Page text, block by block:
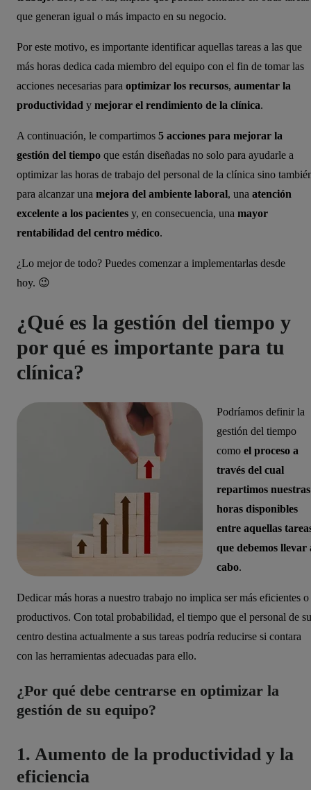
que generan igual o más impacto en su negocio.
Por este motivo, es importante identificar aquellas tareas a las que
más horas dedica cada miembro del equipo con el fin de tomar las
acciones necesarias para optimizar los recursos, aumentar la
productividad y mejorar el rendimiento de la clínica.
A continuación, le compartimos 5 acciones para mejorar la
gestión del tiempo que están diseñadas no solo para ayudarle a
optimizar las horas de trabajo del personal de la clínica sino
para alcanzar una mejora del ambiente laboral, una atención
excelente a los pacientes y, en consecuencia, una mayor
rentabilidad del centro médico.
¿Lo mejor de todo? Puedes comenzar a implementarlas desde
hoy. 😉
¿Qué es la gestión del tiempo y
por qué es importante para tu
clínica?
Podríamos definir la
gestión del tiempo
como el proceso a
través del cual
repartimos nuestras
horas disponibles
entre aquellas
que debemos llevar
cabo.
Dedicar más horas a nuestro trabajo no implica ser más eficientes o
productivos. Con total probabilidad, el tiempo que el personal de su
centro destina actualmente a sus tareas podría reducirse si contara
con las herramientas adecuadas para ello.
¿Por qué debe centrarse en optimizar la
gestión de su equipo?
1. Aumento de la productividad y la
eficiencia